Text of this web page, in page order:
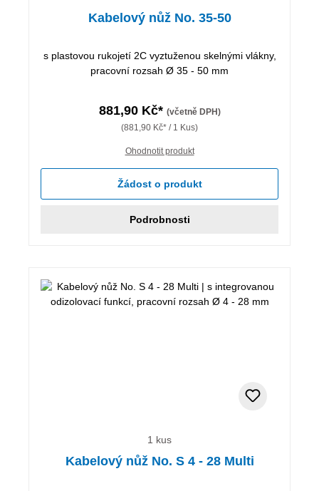
Kabelový nůž No. 35-50
s plastovou rukojetí 2C vyztuženou skelnými vlákny,
pracovní rozsah Ø 35 - 50 mm
881,90 Kč* (včetně DPH)
(881,90 Kč* / 1 Kus)
Ohodnotit produkt
Žádost o produkt
Podrobnosti
1 kus
Kabelový nůž No. S 4 - 28 Multi